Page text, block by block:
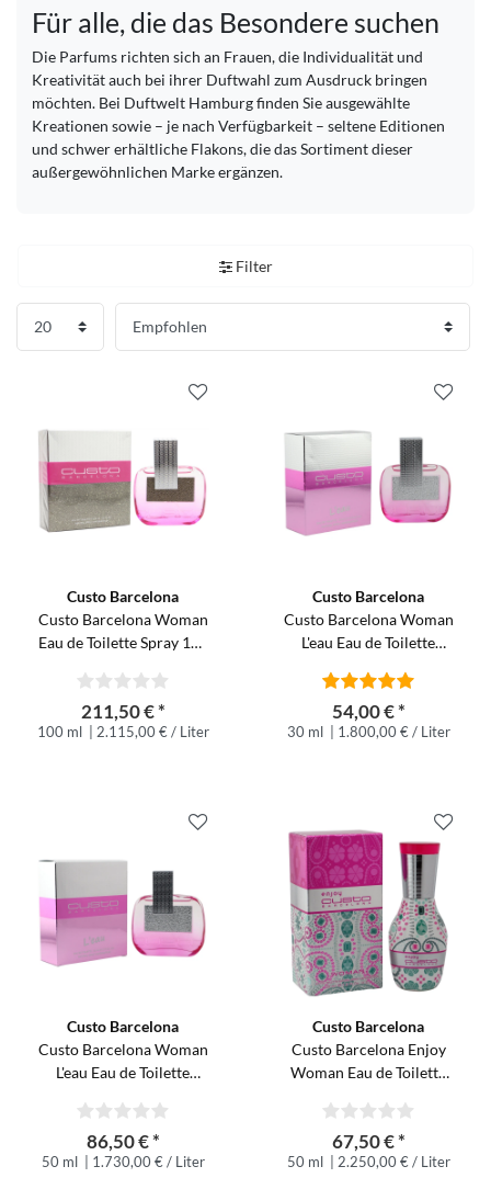
Für alle, die das Besondere suchen
Die Parfums richten sich an Frauen, die Individualität und
Kreativität auch bei ihrer Duftwahl zum Ausdruck bringen
möchten. Bei Duftwelt Hamburg finden Sie ausgewählte
Kreationen sowie – je nach Verfügbarkeit – seltene Editionen
und schwer erhältliche Flakons, die das Sortiment dieser
außergewöhnlichen Marke ergänzen.
Filter
Custo Barcelona
Custo Barcelona Woman
Eau de Toilette Spray 100
211,50 € *
100 ml | 2.115,00 € / Liter
Custo Barcelona
Custo Barcelona Woman
L'eau Eau de Toilette
54,00 € *
30 ml | 1.800,00 € / Liter
Custo Barcelona
Custo Barcelona Woman
L'eau Eau de Toilette
86,50 € *
50 ml | 1.730,00 € / Liter
Custo Barcelona
Custo Barcelona Enjoy
Woman Eau de Toilette
67,50 € *
50 ml | 2.250,00 € / Liter